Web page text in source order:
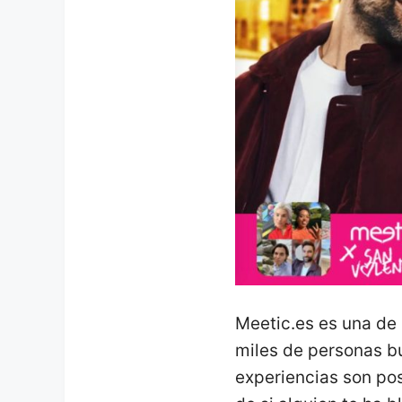
Meetic.es es una
miles de personas
experiencias son